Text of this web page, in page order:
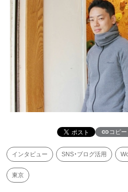
コピー
インタビュー SNS・ブログ活用
東京